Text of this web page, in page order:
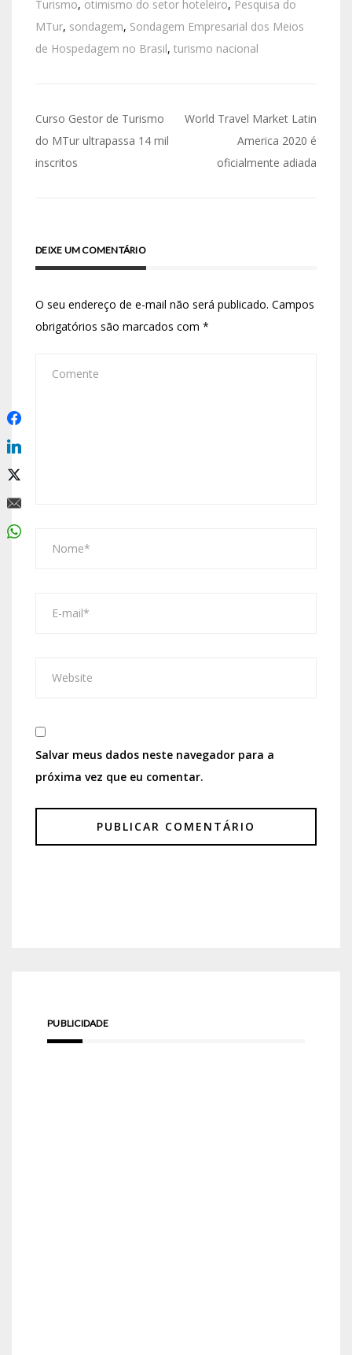
Turismo, otimismo do setor hoteleiro, Pesquisa do
MTur, sondagem, Sondagem Empresarial dos Meios
de Hospedagem no Brasil, turismo nacional
Curso Gestor de Turismo
do MTur ultrapassa 14 mil
inscritos
World Travel Market Latin
America 2020 é
oficialmente adiada
DEIXE UM COMENTÁRIO
O seu endereço de e-mail não será publicado. Campos
obrigatórios são marcados com *
Salvar meus dados neste navegador para a
próxima vez que eu comentar.
PUBLICIDADE